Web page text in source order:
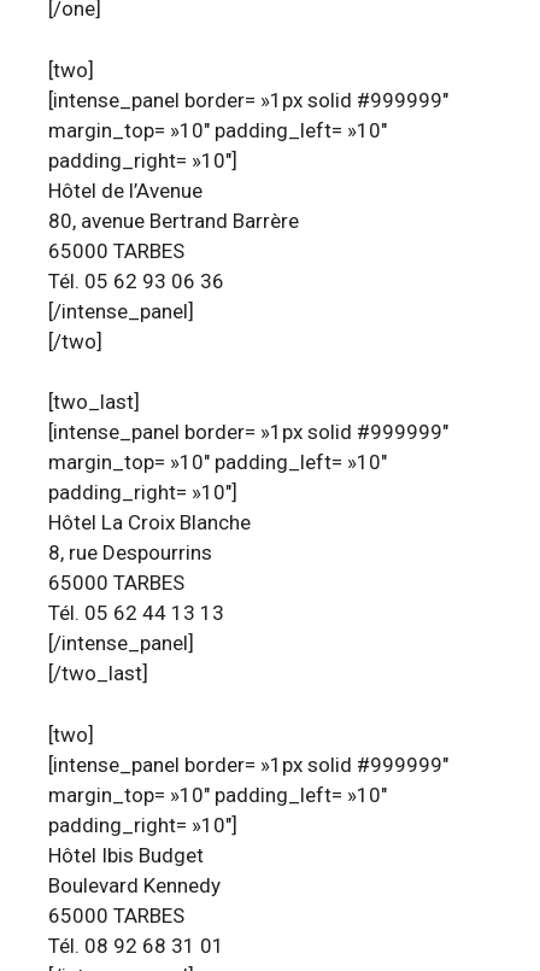
[/one]
[two]
[intense_panel border= »1px solid #999999″
margin_top= »10″ padding_left= »10″
padding_right= »10″]
Hôtel de l’Avenue
80, avenue Bertrand Barrère
65000 TARBES
Tél. 05 62 93 06 36
[/intense_panel]
[/two]
[two_last]
[intense_panel border= »1px solid #999999″
margin_top= »10″ padding_left= »10″
padding_right= »10″]
Hôtel La Croix Blanche
8, rue Despourrins
65000 TARBES
Tél. 05 62 44 13 13
[/intense_panel]
[/two_last]
[two]
[intense_panel border= »1px solid #999999″
margin_top= »10″ padding_left= »10″
padding_right= »10″]
Hôtel Ibis Budget
Boulevard Kennedy
65000 TARBES
Tél. 08 92 68 31 01